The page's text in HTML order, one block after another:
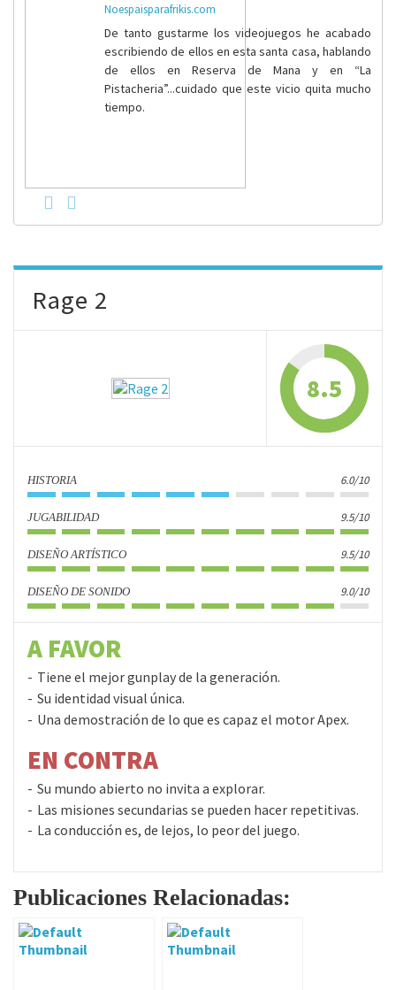
Noespaisparafrikis.com
De tanto gustarme los videojuegos he acabado
escribiendo de ellos en esta santa casa, hablando
de ellos en Reserva de Mana y en “La
Pistacheria”...cuidado que este vicio quita mucho
tiempo.
Rage 2
8.5
HISTORIA 6.0/10
JUGABILIDAD 9.5/10
DISEÑO ARTÍSTICO 9.5/10
DISEÑO DE SONIDO 9.0/10
A FAVOR
Tiene el mejor gunplay de la generación.
Su identidad visual única.
Una demostración de lo que es capaz el motor Apex.
EN CONTRA
Su mundo abierto no invita a explorar.
Las misiones secundarias se pueden hacer repetitivas.
La conducción es, de lejos, lo peor del juego.
Publicaciones Relacionadas: